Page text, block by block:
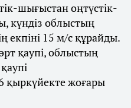
шығыстан оңтүстік-
күндіз облыстың
екпіні 15 м/с құрайды.
қаупі, облыстың
қыркүйекте жоғары